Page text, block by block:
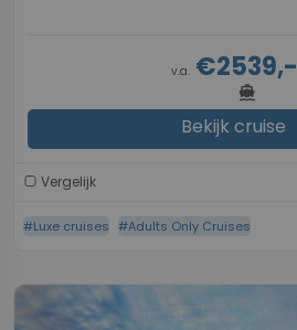
v.a. €2539,-
directions_boat
Bekijk cruise
Vergelijk
#Luxe cruises #Adults Only Cruises